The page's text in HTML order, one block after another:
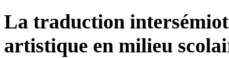
La traduction
artistique en milieu